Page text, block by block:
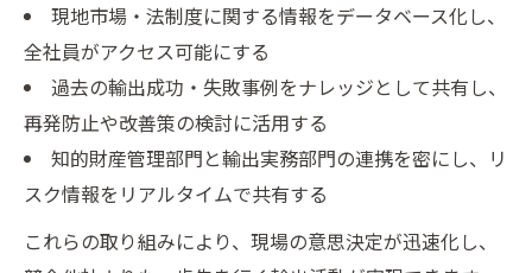
現地市場・法制度に関する情報をデータベース化し、
全社員がアクセス可能にする
過去の輸出成功・失敗事例をナレッジとして共有し、
再発防止や改善策の検討に活用する
知的財産管理部門と輸出実務部門の連携を密にし、リ
スク情報をリアルタイムで共有する
これらの取り組みにより、現場の意思決定が迅速化し、